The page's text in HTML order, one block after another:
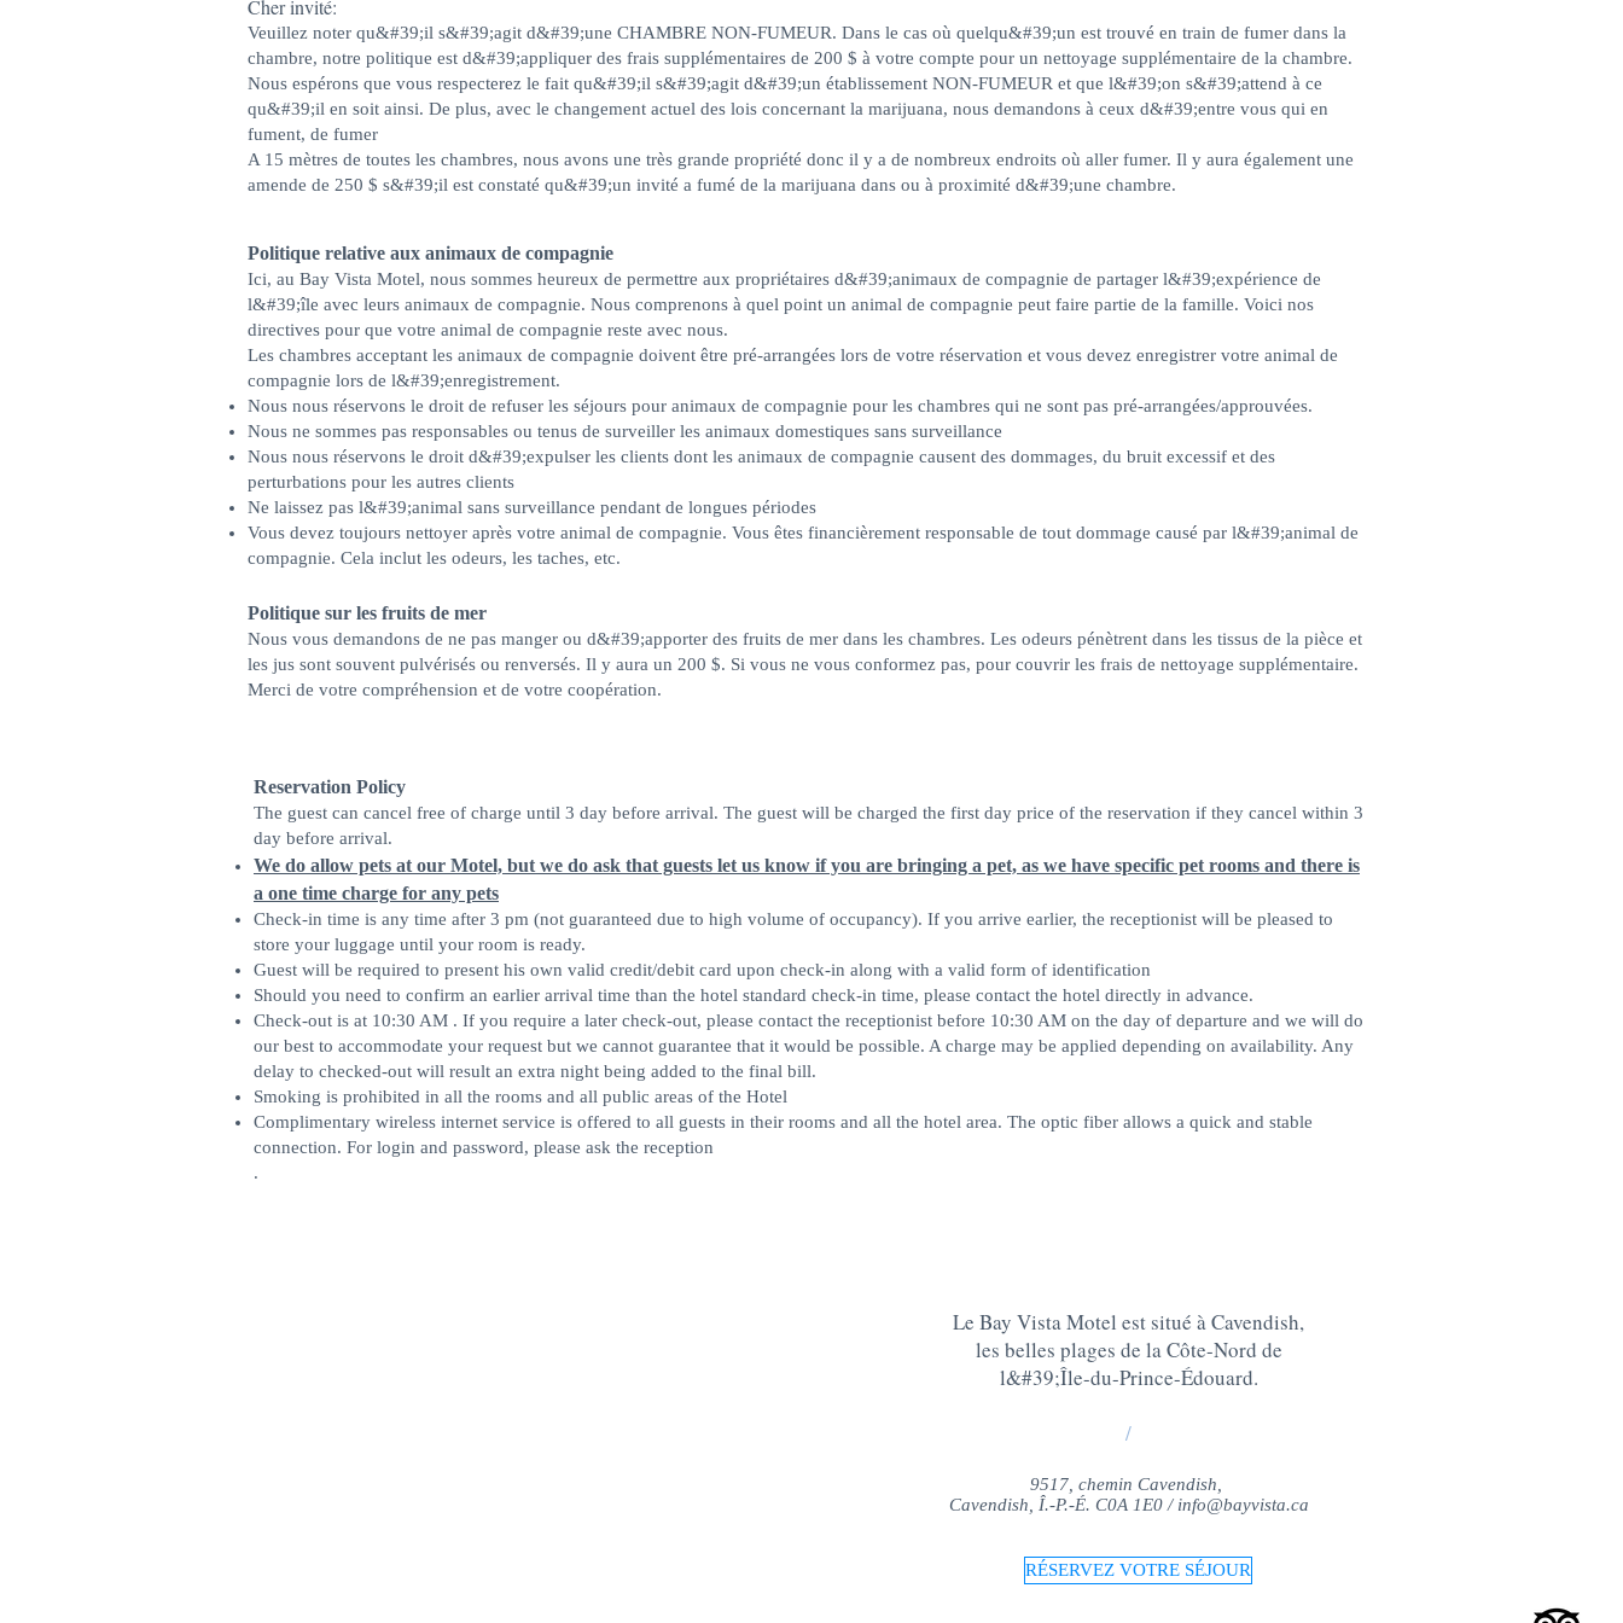
Cher invité:
Veuillez noter qu&#39;il s&#39;agit d&#39;une CHAMBRE NON-FUMEUR. Dans le cas où quelqu&#39;un est trouvé en train de fumer dans la
chambre, notre politique est d&#39;appliquer des frais supplémentaires de 200 $ à votre compte pour un nettoyage supplémentaire de la chambre.
Nous espérons que vous respecterez le fait qu&#39;il s&#39;agit d&#39;un établissement NON-FUMEUR et que l&#39;on s&#39;attend à ce
qu&#39;il en soit ainsi. De plus, avec le changement actuel des lois concernant la marijuana, nous demandons à ceux d&#39;entre vous qui en
fument, de fumer
A 15 mètres de toutes les chambres, nous avons une très grande propriété donc il y a de nombreux endroits où aller fumer. Il y aura également une
amende de 250 $ s&#39;il est constaté qu&#39;un invité a fumé de la marijuana dans ou à proximité d&#39;une chambre.
Politique relative aux animaux de compagnie
Ici, au Bay Vista Motel, nous sommes heureux de permettre aux propriétaires d&#39;animaux de compagnie de partager l&#39;expérience de
l&#39;île avec leurs animaux de compagnie. Nous comprenons à quel point un animal de compagnie peut faire partie de la famille. Voici nos
directives pour que votre animal de compagnie reste avec nous.
Les chambres acceptant les animaux de compagnie doivent être pré-arrangées lors de votre réservation et vous devez enregistrer votre animal de
compagnie lors de l&#39;enregistrement.
Nous nous réservons le droit de refuser les séjours pour animaux de compagnie pour les chambres qui ne sont pas pré-arrangées/approuvées.
Nous ne sommes pas responsables ou tenus de surveiller les animaux domestiques sans surveillance
Nous nous réservons le droit d&#39;expulser les clients dont les animaux de compagnie causent des dommages, du bruit excessif et des
perturbations pour les autres clients
Ne laissez pas l&#39;animal sans surveillance pendant de longues périodes
Vous devez toujours nettoyer après votre animal de compagnie. Vous êtes financièrement responsable de tout dommage causé par l&#39;animal de
compagnie. Cela inclut les odeurs, les taches, etc.
Politique sur les fruits de mer
Nous vous demandons de ne pas manger ou d&#39;apporter des fruits de mer dans les chambres. Les odeurs pénètrent dans les tissus de la pièce et
les jus sont souvent pulvérisés ou renversés. Il y aura un 200 $. Si vous ne vous conformez pas, pour couvrir les frais de nettoyage supplémentaire.
Merci de votre compréhension et de votre coopération.
Reservation Policy
The guest can cancel free of charge until 3 day before arrival. The guest will be charged the first day price of the reservation if they cancel within 3
day before arrival.
We do allow pets at our Motel, but we do ask that guests let us know if you are bringing a pet, as we have specific pet rooms and there is
a one time charge for any pets
Check-in time is any time after 3 pm (not guaranteed due to high volume of occupancy). If you arrive earlier, the receptionist will be pleased to
store your luggage until your room is ready.
Guest will be required to present his own valid credit/debit card upon check-in along with a valid form of identification
Should you need to confirm an earlier arrival time than the hotel standard check-in time, please contact the hotel directly in advance.
Check-out is at 10:30 AM . If you require a later check-out, please contact the receptionist before 10:30 AM on the day of departure and we will do
our best to accommodate your request but we cannot guarantee that it would be possible. A charge may be applied depending on availability. Any
delay to checked-out will result an extra night being added to the final bill.
Smoking is prohibited in all the rooms and all public areas of the Hotel
Complimentary wireless internet service is offered to all guests in their rooms and all the hotel area. The optic fiber allows a quick and stable
connection. For login and password, please ask the reception
.
Le Bay Vista Motel est situé à Cavendish,
les belles plages de la Côte-Nord de
l&#39;Île-du-Prince-Édouard.
/
9517, chemin Cavendish,
Cavendish, Î.-P.-É. C0A 1E0 / info@bayvista.ca
RÉSERVEZ VOTRE SÉJOUR